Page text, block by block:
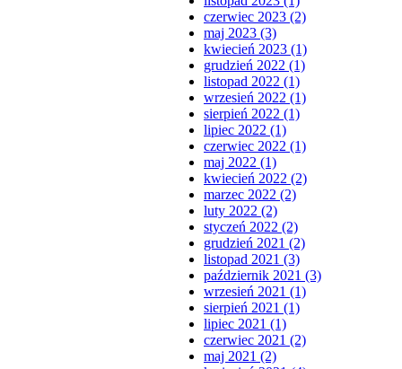
czerwiec 2023 (2)
maj 2023 (3)
kwiecień 2023 (1)
grudzień 2022 (1)
listopad 2022 (1)
wrzesień 2022 (1)
sierpień 2022 (1)
lipiec 2022 (1)
czerwiec 2022 (1)
maj 2022 (1)
kwiecień 2022 (2)
marzec 2022 (2)
luty 2022 (2)
styczeń 2022 (2)
grudzień 2021 (2)
listopad 2021 (3)
październik 2021 (3)
wrzesień 2021 (1)
sierpień 2021 (1)
lipiec 2021 (1)
czerwiec 2021 (2)
maj 2021 (2)